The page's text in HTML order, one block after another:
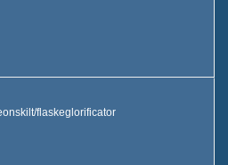
flaskeglorificator